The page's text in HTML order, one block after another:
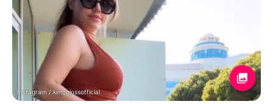
Instagram / kim_glossofficial